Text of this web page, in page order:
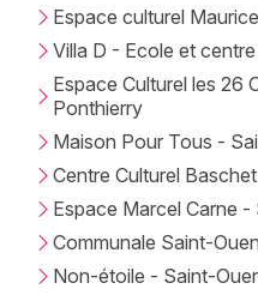
Espace culturel
Villa D - Ecole et
Espace Culturel les 26
Ponthierry
Maison Pour Tous -
Centre Culturel
Espace Marcel Carne
Communale Saint-
Non-étoile - Saint-